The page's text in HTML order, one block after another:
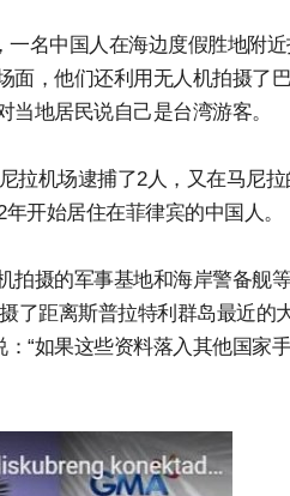
名中国人在海边度假胜地附
面，他们还利用无人机拍摄了
地居民说自己是台湾游客。
拉机场逮捕了2人，又在马尼拉
开始居住在菲律宾的中国人。
拍摄的军事基地和海岸警备舰
了距离斯普拉特利群岛最近的
“如果这些资料落入其他国家